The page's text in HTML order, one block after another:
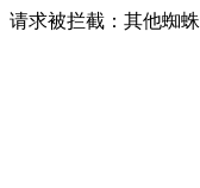
请求被拦截：其他蜘蛛